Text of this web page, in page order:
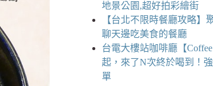
地景公園,超好拍彩繪街
【台北不限時餐廳攻略】
聊天邊吃美食的餐廳
台電大樓站咖啡廳【
起，來了N次終於喝到！
單